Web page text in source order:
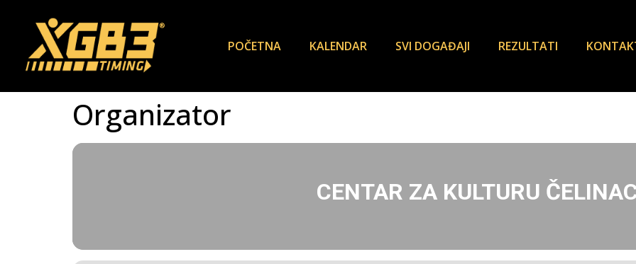
POČETNA KALENDAR SVI DOGAĐAJI REZULTATI
Organizator
CENTAR ZA KULTURU